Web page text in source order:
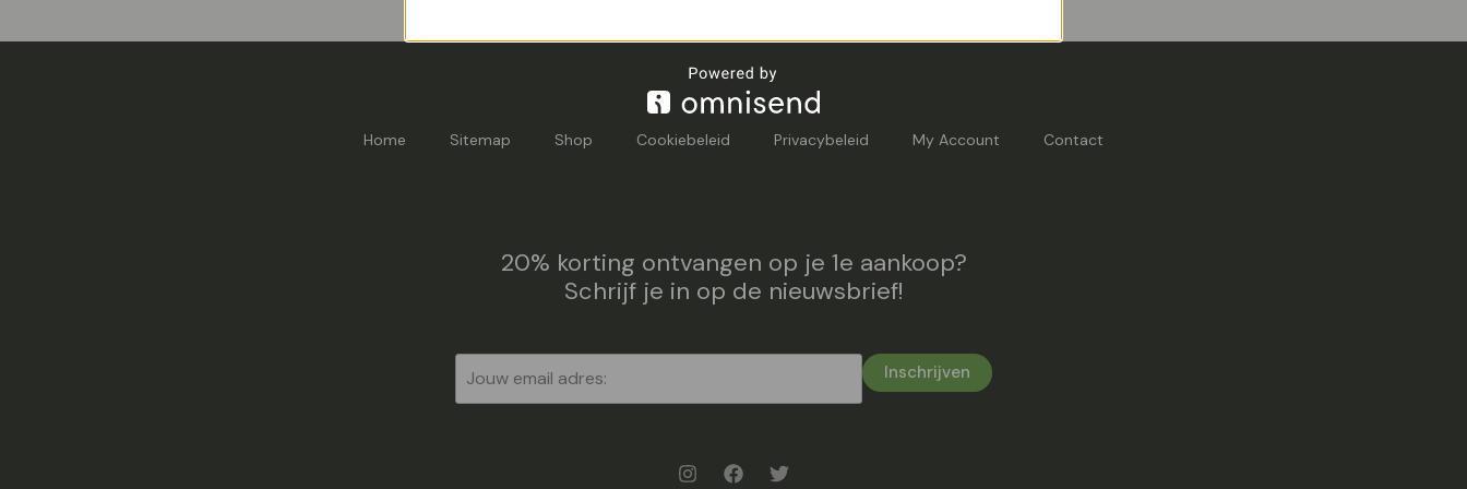
Home Sitemap Shop Cookiebeleid Privacybeleid My Account Contact
20% korting ontvangen op je 1e aankoop?
Schrijf je in op de nieuwsbrief!
Inschrijven